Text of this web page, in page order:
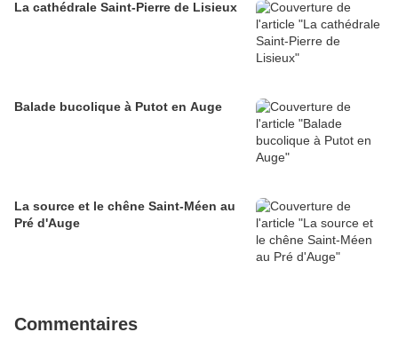
La cathédrale Saint-Pierre de Lisieux
Balade bucolique à Putot en Auge
La source et le chêne Saint-Méen au
Pré d'Auge
Commentaires